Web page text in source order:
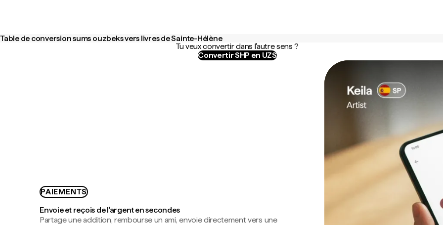
Table de conversion sums ouzbeks vers livres de Sainte-Hélène
Tu veux convertir dans l'autre sens ?
Convertir SHP en UZS
PAIEMENTS
Envoie et reçois de l'argent en secondes
Partage une addition, rembourse un ami, envoie directement vers une